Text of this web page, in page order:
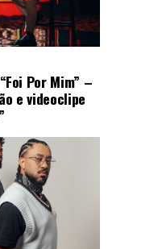
Por Mim” –
e videoclipe